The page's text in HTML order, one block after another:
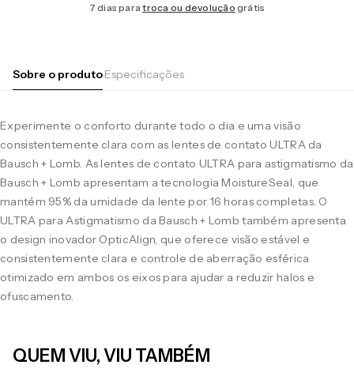
7 dias paratroca ou devolução grátis
Sobre o produtoEspecificações
Experimente o conforto durante todo o dia e uma visão
consistentemente clara com as lentes de contato ULTRA da
Bausch + Lomb. As lentes de contato ULTRA para astigmatismo da
Bausch + Lomb apresentam a tecnologia MoistureSeal, que
mantém 95% da umidade da lente por 16 horas completas. O
ULTRA para Astigmatismo da Bausch + Lomb também apresenta
o design inovador OpticAlign, que oferece visão estável e
consistentemente clara e controle de aberração esférica
otimizado em ambos os eixos para ajudar a reduzir halos e
ofuscamento.
QUEM VIU, VIU TAMBÉM